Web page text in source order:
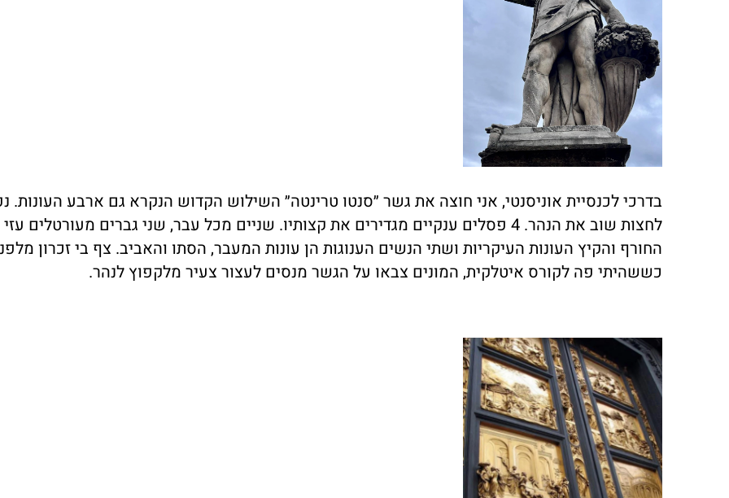
בדרכי לכנסיית אוניסנטי, אני חוצה את גשר ״סנטו טרינטה״ השילוש הקדוש הנקרא גם ארבע העונות.
לחצות שוב את הנהר. 4 פסלים ענקיים מגדירים את קצותיו. שניים מכל עבר, שני גברים מעורטלים עזי מבע הם
החורף והקיץ העונות העיקריות ושתי הנשים הענוגות הן עונות המעבר, הסתו והאביב. צף בי זכרון
כששהיתי פה לקורס איטלקית, המונים צבאו על הגשר מנסים לעצור צעיר מלקפוץ לנהר.